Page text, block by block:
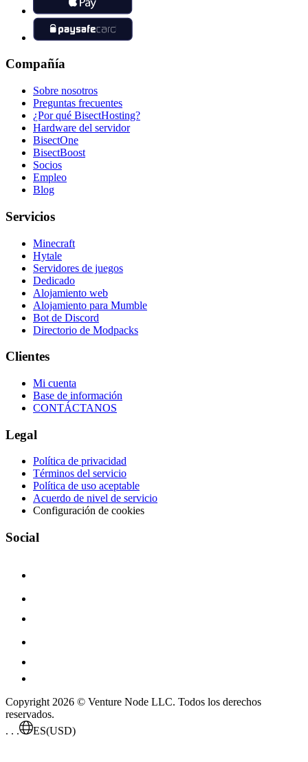
Compañía
Sobre nosotros
Preguntas frecuentes
¿Por qué BisectHosting?
Hardware del servidor
BisectOne
BisectBoost
Socios
Empleo
Blog
Servicios
Minecraft
Hytale
Servidores de juegos
Dedicado
Alojamiento web
Alojamiento para Mumble
Bot de Discord
Directorio de Modpacks
Clientes
Mi cuenta
Base de información
CONTÁCTANOS
Legal
Política de privacidad
Términos del servicio
Política de uso aceptable
Acuerdo de nivel de servicio
Configuración de cookies
Social
Copyright 2026 © Venture Node LLC. Todos los derechos
reservados.
. . .
ES(USD)